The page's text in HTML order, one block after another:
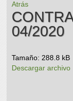
Atrás
04/2020
Tamaño: 288.8 kB
Descargar archivo